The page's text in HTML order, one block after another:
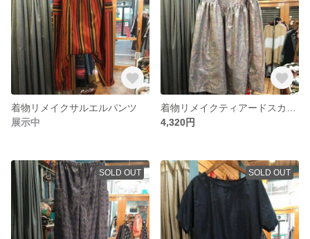
着物リメイクサルエルパンツ
展示中
4,320円
SOLD OUT SOLD OUT